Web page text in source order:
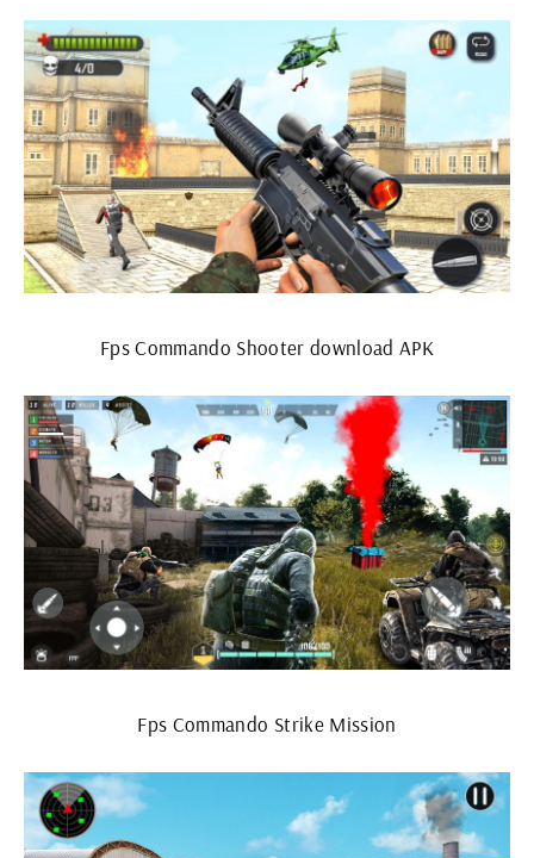
Fps Commando Shooter download APK
Fps Commando Strike Mission